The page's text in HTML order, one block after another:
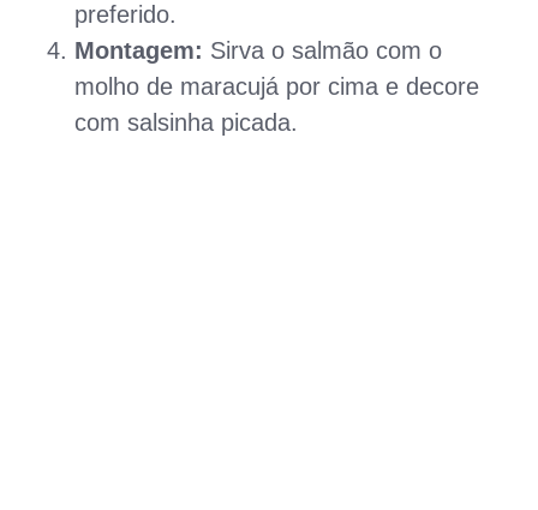
preferido.
Montagem: Sirva o salmão com o
molho de maracujá por cima e decore
com salsinha picada.